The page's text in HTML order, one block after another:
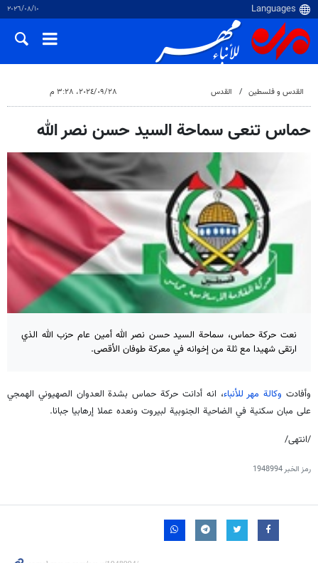
١٠‏/٠٨‏/٢٠٢٦
القدس و فلسطین القدس ٢٨‏/٠٩‏/٢٠٢٤، ٣:٢٨ م
حماس تنعى سماحة السيد حسن نصر الله
نعت حركة حماس، سماحة السيد حسن نصر الله أمين عام حزب الله الذي
ارتقى شهيدا مع ثلة من إخوانه في معركة طوفان الأقصى.
وأفادت وكالة مهر للأنباء، انه أدانت حركة حماس بشدة العدوان الصهيوني الهمجي
على مبان سكنية في الضاحية الجنوبية لبيروت ونعده عملا إرهابيا جبانا.
/انتهى/
رمز الخبر1948994